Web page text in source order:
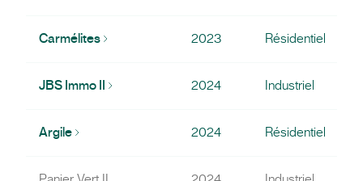
Carmélites 2023 Résidentiel
JBS Immo II 2024 Industriel
Argile 2024 Résidentiel